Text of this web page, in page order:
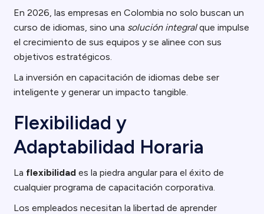
En 2026, las empresas en Colombia no solo buscan un
curso de idiomas, sino una solución integralque impulse
el crecimiento de sus equipos y se alinee con sus
objetivos estratégicos.
La inversión en capacitación de idiomas debe ser
inteligente y generar un impacto tangible.
Flexibilidad y
Adaptabilidad Horaria
La flexibilidad es la piedra angular para el éxito de
cualquier programa de capacitación corporativa.
Los empleados necesitan la libertad de aprender